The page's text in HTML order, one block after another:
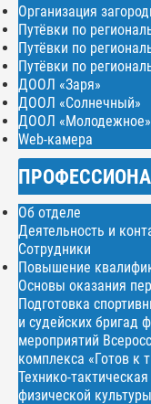
Организация
Путёвки по
Путёвки по
Путёвки по
ДООЛ «Заря»
ДООЛ «Солнечный»
ДООЛ «Молодежное»
Web-камера
Об отделе
Деятельность и
Сотрудники
Повышение
Основы оказания
Подготовка
и судейских бригад
мероприятий
комплекса «Готов к
Технико-
физической